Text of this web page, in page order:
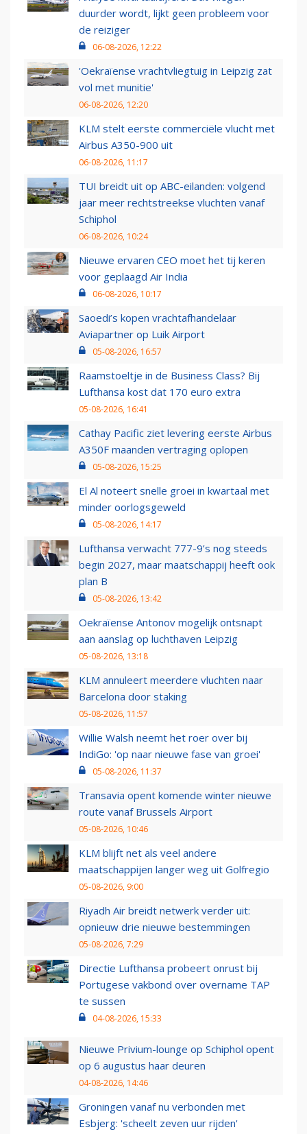
duurder wordt, lijkt geen probleem voor
de reiziger
06-08-2026, 12:22
'Oekraïense vrachtvliegtuig in Leipzig zat
vol met munitie'
06-08-2026, 12:20
KLM stelt eerste commerciële vlucht met
Airbus A350-900 uit
06-08-2026, 11:17
TUI breidt uit op ABC-eilanden: volgend
jaar meer rechtstreekse vluchten vanaf
Schiphol
06-08-2026, 10:24
Nieuwe ervaren CEO moet het tij keren
voor geplaagd Air India
06-08-2026, 10:17
Saoedi’s kopen vrachtafhandelaar
Aviapartner op Luik Airport
05-08-2026, 16:57
Raamstoeltje in de Business Class? Bij
Lufthansa kost dat 170 euro extra
05-08-2026, 16:41
Cathay Pacific ziet levering eerste Airbus
A350F maanden vertraging oplopen
05-08-2026, 15:25
El Al noteert snelle groei in kwartaal met
minder oorlogsgeweld
05-08-2026, 14:17
Lufthansa verwacht 777-9’s nog steeds
begin 2027, maar maatschappij heeft ook
plan B
05-08-2026, 13:42
Oekraïense Antonov mogelijk ontsnapt
aan aanslag op luchthaven Leipzig
05-08-2026, 13:18
KLM annuleert meerdere vluchten naar
Barcelona door staking
05-08-2026, 11:57
Willie Walsh neemt het roer over bij
IndiGo: 'op naar nieuwe fase van groei'
05-08-2026, 11:37
Transavia opent komende winter nieuwe
route vanaf Brussels Airport
05-08-2026, 10:46
KLM blijft net als veel andere
maatschappijen langer weg uit Golfregio
05-08-2026, 9:00
Riyadh Air breidt netwerk verder uit:
opnieuw drie nieuwe bestemmingen
05-08-2026, 7:29
Directie Lufthansa probeert onrust bij
Portugese vakbond over overname TAP
te sussen
04-08-2026, 15:33
Nieuwe Privium-lounge op Schiphol opent
op 6 augustus haar deuren
04-08-2026, 14:46
Groningen vanaf nu verbonden met
Esbjerg: 'scheelt zeven uur rijden'